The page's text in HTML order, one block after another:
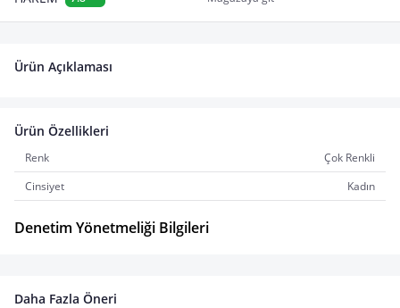
Ürün Açıklaması
Ürün Özellikleri
Renk
Çok Renkli
Cinsiyet
Kadın
Denetim Yönetmeliği Bilgileri
Daha Fazla Öneri